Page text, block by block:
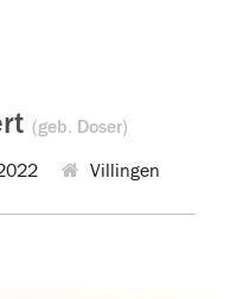
(geb. Doser)
Villingen